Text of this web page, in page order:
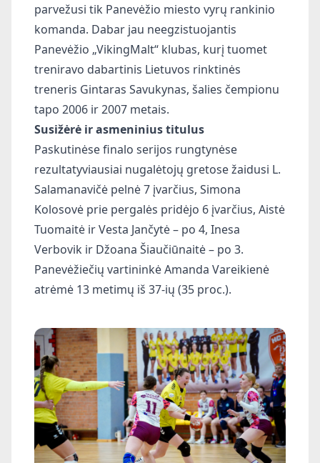
parvežusi tik Panevėžio miesto vyrų rankinio
komanda. Dabar jau neegzistuojantis
Panevėžio „VikingMalt“ klubas, kurį tuomet
treniravo dabartinis Lietuvos rinktinės
treneris Gintaras Savukynas, šalies čempionu
tapo 2006 ir 2007 metais.
Susižėrė ir asmeninius titulus
Paskutinėse finalo serijos rungtynėse
rezultatyviausiai nugalėtojų gretose žaidusi L.
Salamanavičė pelnė 7 įvarčius, Simona
Kolosovė prie pergalės pridėjo 6 įvarčius, Aistė
Tuomaitė ir Vesta Jančytė – po 4, Inesa
Verbovik ir Džoana Šiaučiūnaitė – po 3.
Panevėžiečių vartininkė Amanda Vareikienė
atrėmė 13 metimų iš 37-ių (35 proc.).